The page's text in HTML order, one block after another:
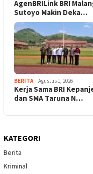
AgenBRILink BRI
Sutoyo Makin Deka…
BERITA Agustus 1, 2026
Kerja Sama BRI
dan SMA Taruna N…
KATEGORI
Berita
Kriminal